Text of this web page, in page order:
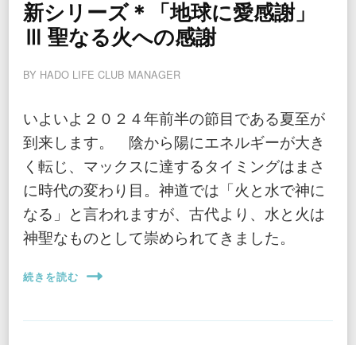
新シリーズ＊「地球に愛感謝」
Ⅲ 聖なる火への感謝
BY HADO LIFE CLUB MANAGER
いよいよ２０２４年前半の節目である夏至が
到来します。 陰から陽にエネルギーが大き
く転じ、マックスに達するタイミングはまさ
に時代の変わり目。神道では「火と水で神に
なる」と言われますが、古代より、水と火は
神聖なものとして崇められてきました。
続きを読む